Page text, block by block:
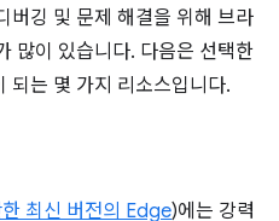
버깅 및 문제 해결을 위해 브라
많이 있습니다. 다음은 선택한
되는 몇 가지 리소스입니다.
최신 버전의 Edge)에는 강력